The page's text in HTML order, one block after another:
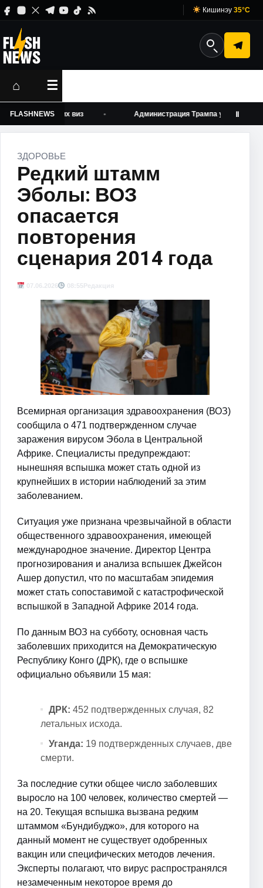
Кишинэу 35°C
⌂ ☰
FLASHNEWS
рабочих виз Администрация Трампа усилила Ⅱ
ЗДОРОВЬЕ
Редкий штамм
Эболы: ВОЗ
опасается
повторения
сценария 2014 года
07.06.2026 08:55Редакция
Всемирная организация здравоохранения (ВОЗ)
сообщила о 471 подтвержденном случае
заражения вирусом Эбола в Центральной
Африке. Специалисты предупреждают:
нынешняя вспышка может стать одной из
крупнейших в истории наблюдений за этим
заболеванием.
Ситуация уже признана чрезвычайной в области
общественного здравоохранения, имеющей
международное значение. Директор Центра
прогнозирования и анализа вспышек Джейсон
Ашер допустил, что по масштабам эпидемия
может стать сопоставимой с катастрофической
вспышкой в Западной Африке 2014 года.
По данным ВОЗ на субботу, основная часть
заболевших приходится на Демократическую
Республику Конго (ДРК), где о вспышке
официально объявили 15 мая:
ДРК: 452 подтвержденных случая, 82
летальных исхода.
Уганда: 19 подтвержденных случаев, две
смерти.
За последние сутки общее число заболевших
выросло на 100 человек, количество смертей —
на 20. Текущая вспышка вызвана редким
штаммом «Бундибуджо», для которого на
данный момент не существует одобренных
вакцин или специфических методов лечения.
Эксперты полагают, что вирус распространялся
незамеченным некоторое время до